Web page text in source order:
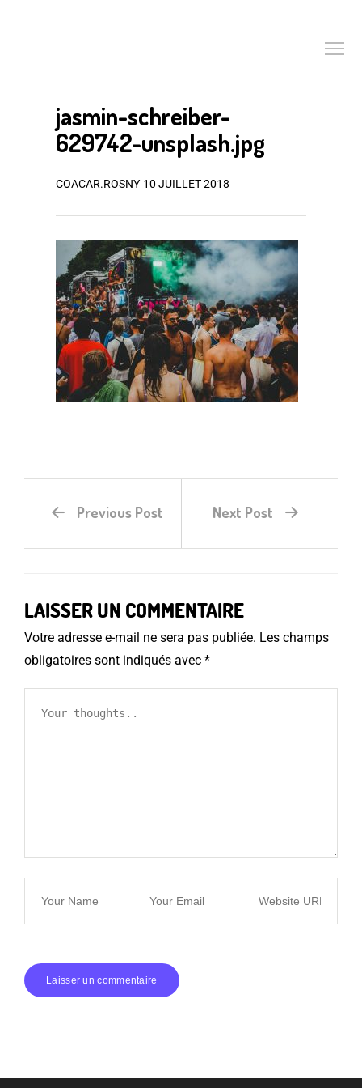
jasmin-schreiber-
629742-unsplash.jpg
COACAR.ROSNY 10 JUILLET 2018
Previous Post Next Post
LAISSER UN COMMENTAIRE
Votre adresse e-mail ne sera pas publiée. Les champs
obligatoires sont indiqués avec *